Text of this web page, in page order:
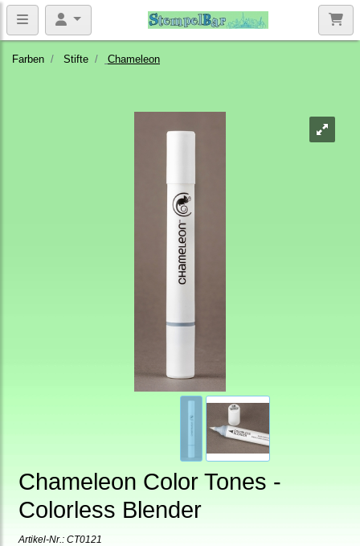
Farben Stifte Chameleon
Chameleon Color Tones -
Colorless Blender
Artikel-Nr.: CT0121